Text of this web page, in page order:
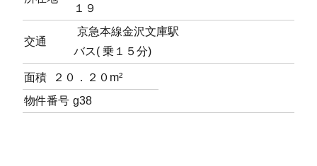
１９
交通
京急本線金沢文庫駅
バス( 乗１５分)
面積
２０．２０m²
物件番号 g38